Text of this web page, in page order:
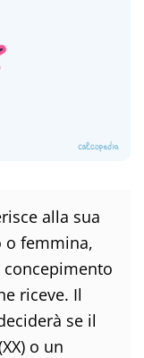
alla sua
o femmina,
riceve. Il
se il
o un